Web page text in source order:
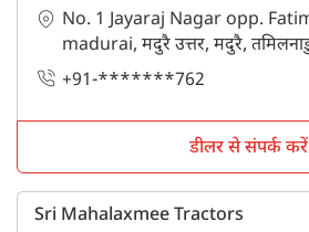
No. 1 Jayaraj Nagar opp.
madurai, मदुरै उत्तर, मदुरै,
+91-*******762
डीलर से संपर्क करें
Sri Mahalaxmee Tractors